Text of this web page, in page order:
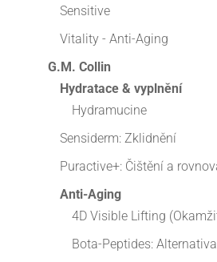
Sensitive
Vitality - Anti-Aging
G.M. Collin
Hydratace & vyplnění
Hydramucine
Sensiderm: Zklidnění
Puractive+: Čištění a
Anti-Aging
4D Visible Lifting
Bota-Peptides: